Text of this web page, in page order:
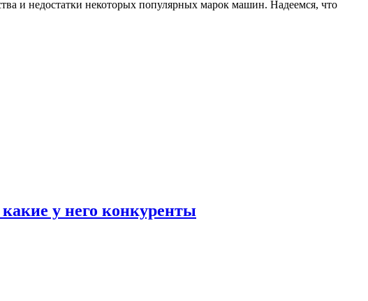
и недостатки некоторых популярных марок машин. Надеемся, что
у него конкуренты